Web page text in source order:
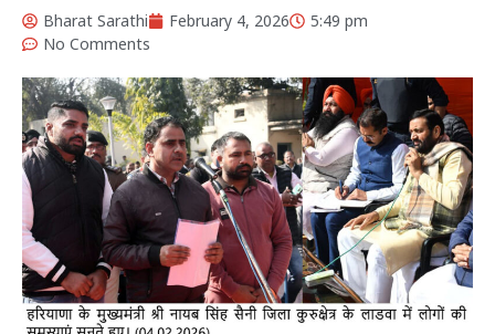
Bharat Sarathi February 4, 2026
5:49 pm
No Comments